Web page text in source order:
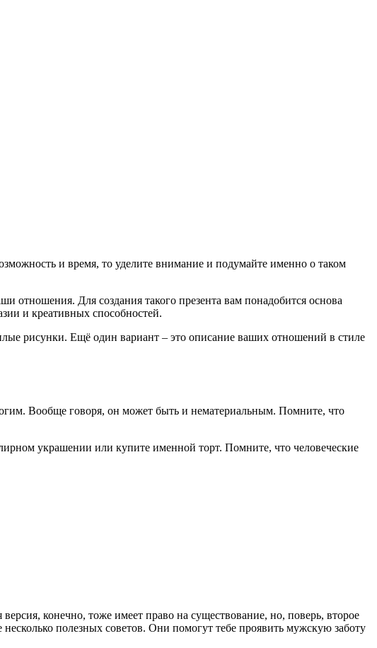
и время, то уделите внимание и подумайте именно о таком
отношения. Для создания такого презента вам понадобится основа
и креативных способностей.
рисунки. Ещё один вариант – это описание ваших отношений в стиле
Вообще говоря, он может быть и нематериальным. Помните, что
украшении или купите именной торт. Помните, что человеческие
конечно, тоже имеет право на существование, но, поверь, второе
полезных советов. Они помогут тебе проявить мужскую заботу